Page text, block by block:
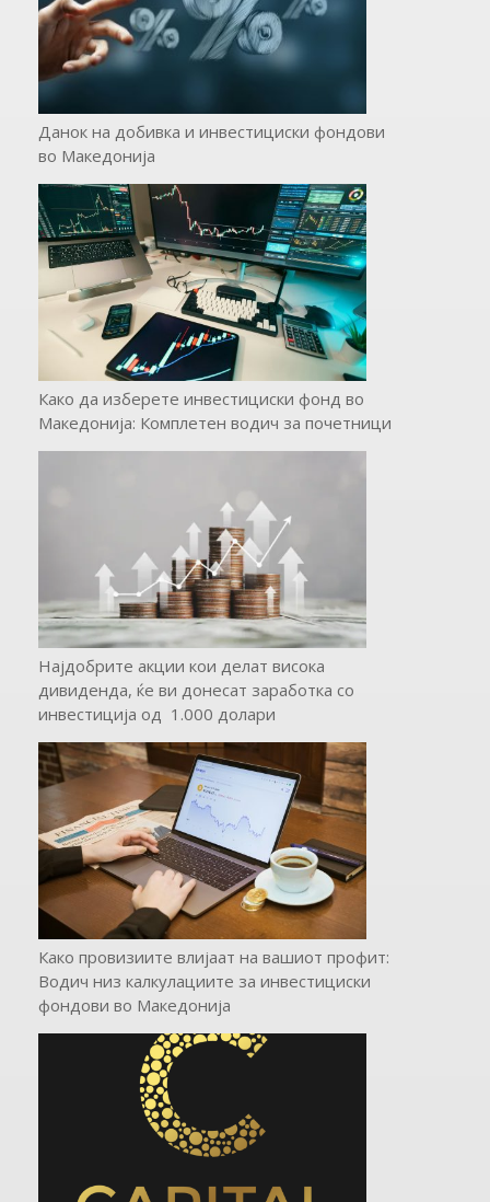
Данок на добивка и инвестициски фондови
во Македонија
Како да изберете инвестициски фонд во
Македонија: Комплетен водич за почетници
Најдобрите акции кои делат висока
дивиденда, ќе ви донесат заработка со
инвестиција од 1.000 долари
Како провизиите влијаат на вашиот профит:
Водич низ калкулациите за инвестициски
фондови во Mакедонија